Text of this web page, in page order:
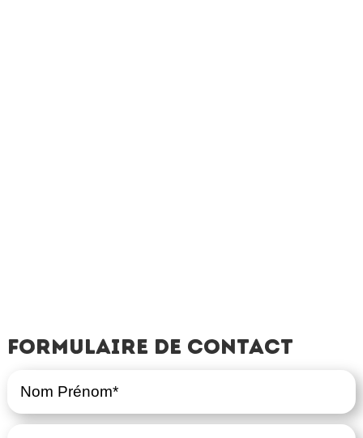
Formulaire de contact